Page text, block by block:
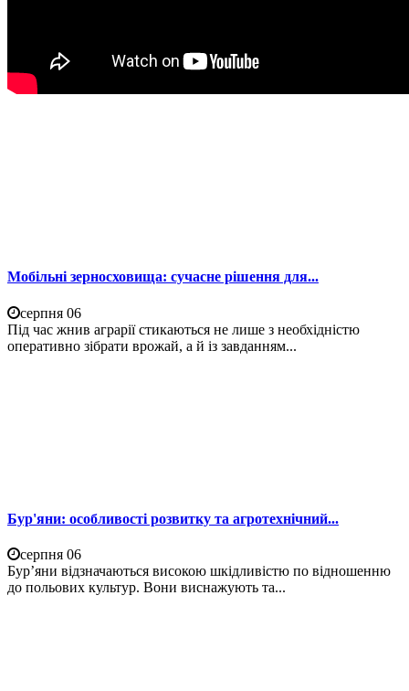
Мобільні зерносховища: сучасне рішення для...
серпня 06
Під час жнив аграрії стикаються не лише з необхідністю
оперативно зібрати врожай, а й із завданням...
Бур'яни: особливості розвитку та агротехнічний...
серпня 06
Бур’яни відзначаються високою шкідливістю по відношенню
до польових культур. Вони виснажують та...